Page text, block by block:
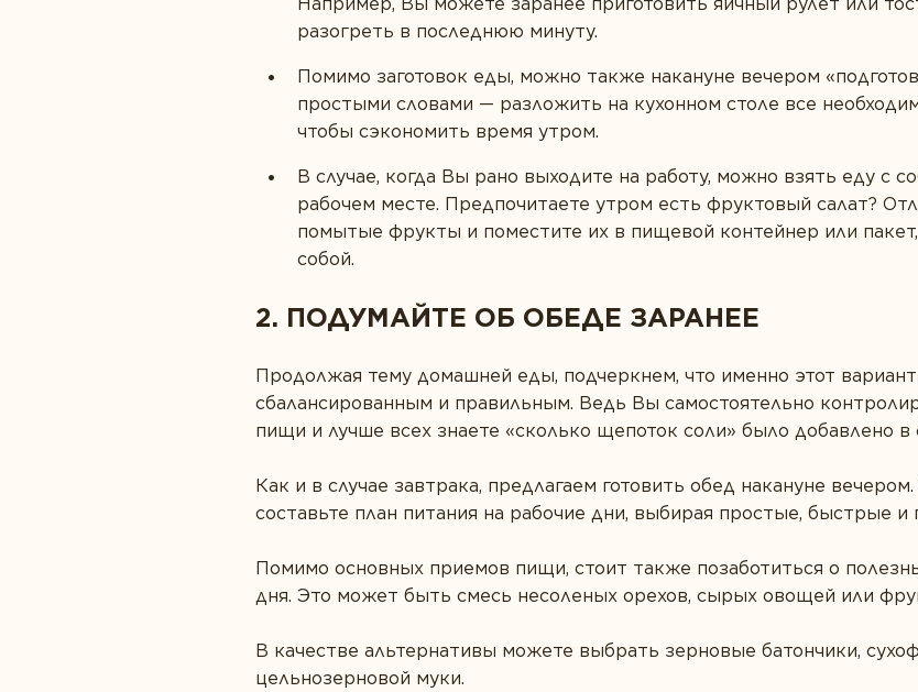
разогреть в последнюю минуту.
Помимо заготовок еды, можно также накануне вечером
простыми словами — разложить на кухонном столе все
чтобы сэкономить время утром.
В случае, когда Вы рано выходите на работу, можно взять еду с
рабочем месте. Предпочитаете утром есть фруктовый салат?
помытые фрукты и поместите их в пищевой контейнер или
собой.
2. ПОДУМАЙТЕ ОБ ОБЕДЕ ЗАРАНЕЕ
Продолжая тему домашней еды, подчеркнем, что именно этот вариант
сбалансированным и правильным. Ведь Вы самостоятельно
пищи и лучше всех знаете «сколько щепоток соли» было добавлено в
Как и в случае завтрака, предлагаем готовить обед накануне
составьте план питания на рабочие дни, выбирая простые, быстрые
Помимо основных приемов пищи, стоит также позаботиться о
дня. Это может быть смесь несоленых орехов, сырых овощей или
В качестве альтернативы можете выбрать зерновые батончики,
цельнозерновой муки.